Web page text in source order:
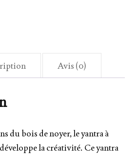
Avis (0)
du bois de noyer, le yantra à
la créativité. Ce yantra